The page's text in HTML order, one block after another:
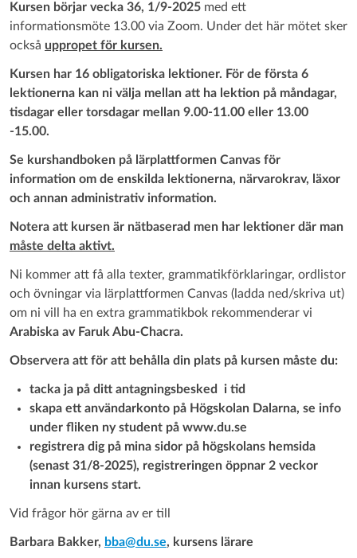
Kursen börjar vecka 36, 1/9-2025 med ett
informationsmöte 13.00 via Zoom. Under det här mötet sker
också uppropet för kursen.
Kursen har 16 obligatoriska lektioner. För de första 6
lektionerna kan ni välja mellan att ha lektion på måndagar,
tisdagar eller torsdagar mellan 9.00-11.00 eller 13.00
-15.00.
Se kurshandboken på lärplattformen Canvas för
information om de enskilda lektionerna, närvarokrav, läxor
och annan administrativ information.
Notera att kursen är nätbaserad men har lektioner där man
måste delta aktivt.
Ni kommer att få alla texter, grammatikförklaringar, ordlistor
och övningar via lärplattformen Canvas (ladda ned/skriva ut)
om ni vill ha en extra grammatikbok rekommenderar vi
Arabiska av Faruk Abu-Chacra.
Observera att för att behålla din plats på kursen måste du:
tacka ja på ditt antagningsbesked i tid
skapa ett användarkonto på Högskolan Dalarna, se info
under fliken ny student på www.du.se
registrera dig på mina sidor på högskolans hemsida
(senast 31/8-2025), registreringen öppnar 2 veckor
innan kursens start.
Vid frågor hör gärna av er till
Barbara Bakker, bba@du.se, kursens lärare